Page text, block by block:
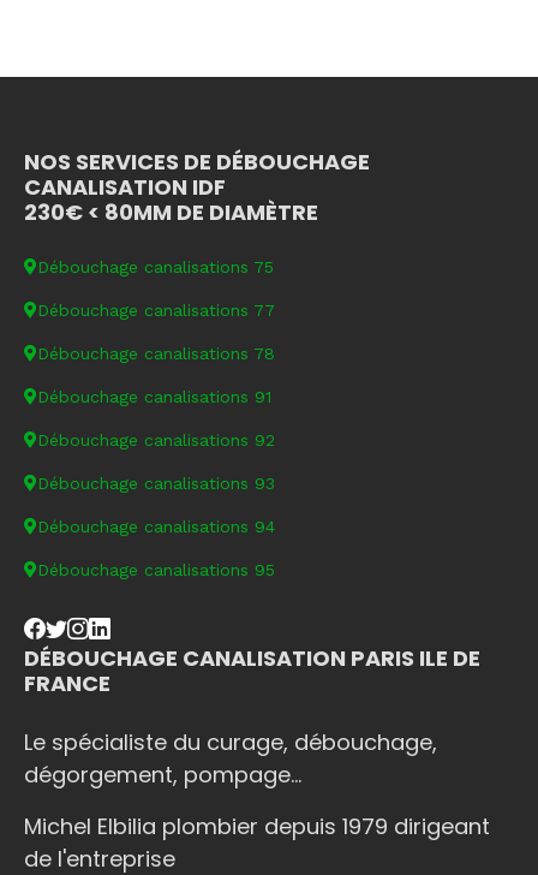
NOS SERVICES DE DÉBOUCHAGE
CANALISATION IDF
230€ < 80MM DE DIAMÈTRE
Débouchage canalisations 75
Débouchage canalisations 77
Débouchage canalisations 78
Débouchage canalisations 91
Débouchage canalisations 92
Débouchage canalisations 93
Débouchage canalisations 94
Débouchage canalisations 95
DÉBOUCHAGE CANALISATION PARIS ILE DE
FRANCE
Le spécialiste du curage, débouchage,
dégorgement, pompage...
Michel Elbilia plombier depuis 1979 dirigeant
de l'entreprise